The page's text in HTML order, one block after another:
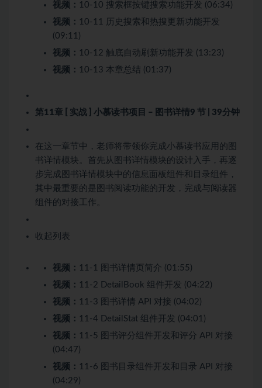
视频： 10-10 搜索框按键搜索功能开发 (06:34)
视频： 10-11 历史搜索和热搜更新功能开发
(09:11)
视频： 10-12 触底自动刷新功能开发 (13:23)
视频： 10-13 本章总结 (01:37)
第11章 [ 实战 ] 小慕读书项目 – 图书详情9 节 | 39分钟
在这一章节中，老师将带领你完成小慕读书应用的图
书详情模块。首先从图书详情模块的设计入手，再逐
步完成图书详情模块中的信息面板组件和目录组件，
其中最重要的是图书阅读功能的开发，完成与阅读器
组件的对接工作。
收起列表
视频： 11-1 图书详情页简介 (01:55)
视频： 11-2 DetailBook 组件开发 (04:22)
视频： 11-3 图书详情 API 对接 (04:02)
视频： 11-4 DetailStat 组件开发 (04:01)
视频： 11-5 图书评分组件开发和评分 API 对接
(04:47)
视频： 11-6 图书目录组件开发和目录 API 对接
(04:29)